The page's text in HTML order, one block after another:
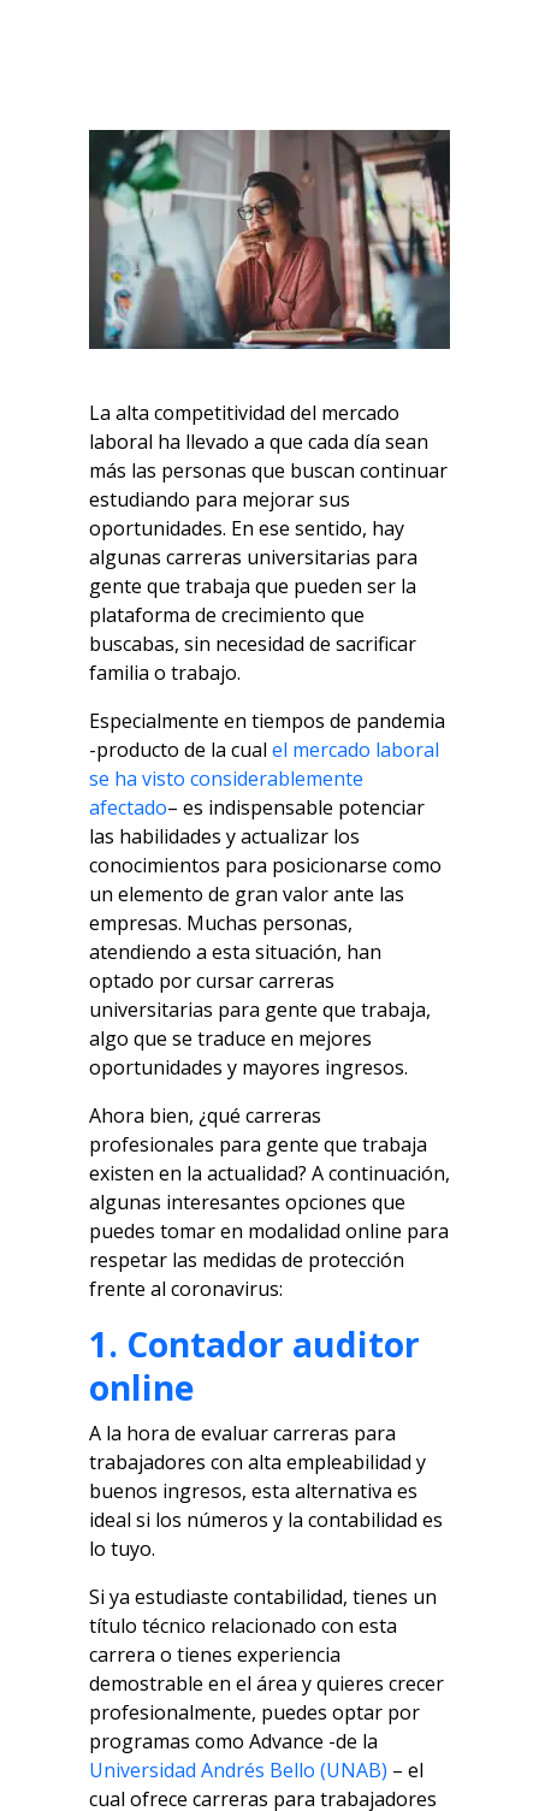
La alta competitividad del mercado
laboral ha llevado a que cada día sean
más las personas que buscan continuar
estudiando para mejorar sus
oportunidades. En ese sentido, hay
algunas carreras universitarias para
gente que trabaja que pueden ser la
plataforma de crecimiento que
buscabas, sin necesidad de sacrificar
familia o trabajo.
Especialmente en tiempos de pandemia
-producto de la cual el mercado laboral
se ha visto considerablemente
afectado– es indispensable potenciar
las habilidades y actualizar los
conocimientos para posicionarse como
un elemento de gran valor ante las
empresas. Muchas personas,
atendiendo a esta situación, han
optado por cursar carreras
universitarias para gente que trabaja,
algo que se traduce en mejores
oportunidades y mayores ingresos.
Ahora bien, ¿qué carreras
profesionales para gente que trabaja
existen en la actualidad? A continuación,
algunas interesantes opciones que
puedes tomar en modalidad online para
respetar las medidas de protección
frente al coronavirus:
1. Contador auditor
online
A la hora de evaluar carreras para
trabajadores con alta empleabilidad y
buenos ingresos, esta alternativa es
ideal si los números y la contabilidad es
lo tuyo.
Si ya estudiaste contabilidad, tienes un
título técnico relacionado con esta
carrera o tienes experiencia
demostrable en el área y quieres crecer
profesionalmente, puedes optar por
programas como Advance -de la
Universidad Andrés Bello (UNAB) – el
cual ofrece carreras para trabajadores